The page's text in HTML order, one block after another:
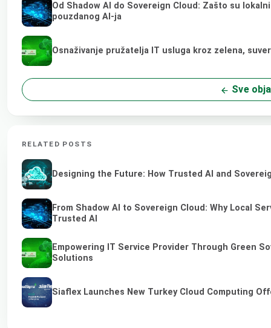
Od Shadow AI do Sovereign Cloud: Zašto su
pouzdanog AI-ja
Osnaživanje pružatelja IT usluga kroz zelena,
Sve
RELATED POSTS
Designing the Future: How Trusted AI and
From Shadow AI to Sovereign Cloud: Why Local
Trusted AI
Empowering IT Service Provider Through Green
Solutions
Siaflex Launches New Turkey Cloud Computing